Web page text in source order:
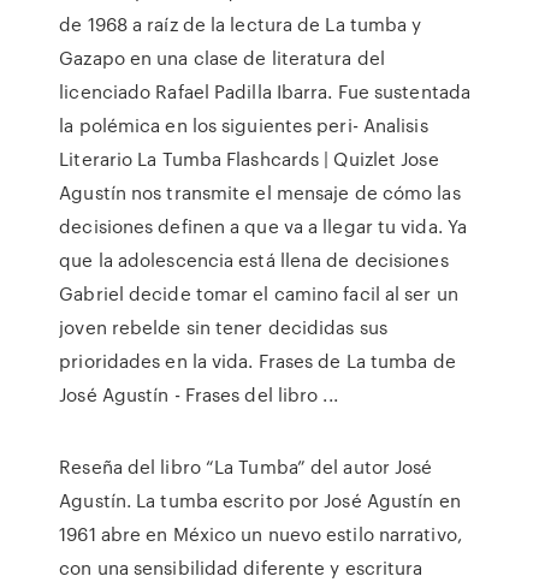
de 1968 a raíz de la lectura de La tumba y
Gazapo en una clase de literatura del
licenciado Rafael Padilla Ibarra. Fue sustentada
la polémica en los siguientes peri- Analisis
Literario La Tumba Flashcards | Quizlet Jose
Agustín nos transmite el mensaje de cómo las
decisiones definen a que va a llegar tu vida. Ya
que la adolescencia está llena de decisiones
Gabriel decide tomar el camino facil al ser un
joven rebelde sin tener decididas sus
prioridades en la vida. Frases de La tumba de
José Agustín - Frases del libro ...
Reseña del libro “La Tumba” del autor José
Agustín. La tumba escrito por José Agustín en
1961 abre en México un nuevo estilo narrativo,
con una sensibilidad diferente y escritura